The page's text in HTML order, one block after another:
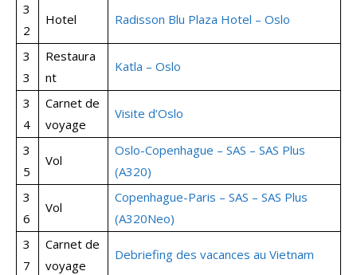
3
2
Hotel Radisson Blu Plaza Hotel – Oslo
3
3
Restaura
nt
Katla – Oslo
3
4
Carnet de
voyage
Visite d’Oslo
3
5
Vol
Oslo-Copenhague – SAS – SAS Plus
(A320)
3
6
Vol
Copenhague-Paris – SAS – SAS Plus
(A320Neo)
3
7
Carnet de
voyage
Debriefing des vacances au Vietnam